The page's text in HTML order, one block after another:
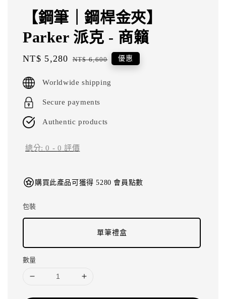
【鋼筆｜鋼桿金夾】
Parker 派克 - 商籟
Sale
NT$ 5,280 Regular
NT$ 6,600 優惠
Worldwide shipping
Secure payments
Authentic products
總分:0 - 0 評價
購買此產品可獲得 5280 會員點數
包裝
單筆禮盒
數量